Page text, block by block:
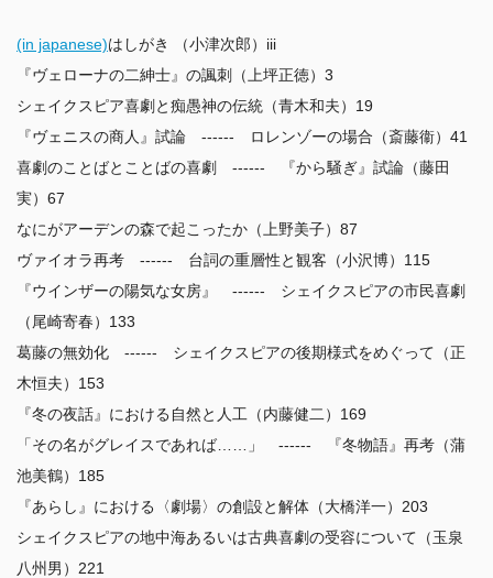
(in japanese)はしがき （小津次郎）iii
『ヴェローナの二紳士』の諷刺（上坪正徳）3
シェイクスピア喜劇と痴愚神の伝統（青木和夫）19
『ヴェニスの商人』試論　------　ロレンゾーの場合（斎藤衞）41
喜劇のことばとことばの喜劇　------　『から騒ぎ』試論（藤田
実）67
なにがアーデンの森で起こったか（上野美子）87
ヴァイオラ再考　------　台詞の重層性と観客（小沢博）115
『ウインザーの陽気な女房』　------　シェイクスピアの市民喜劇
（尾崎寄春）133
葛藤の無効化　------　シェイクスピアの後期様式をめぐって（正
木恒夫）153
『冬の夜話』における自然と人工（内藤健二）169
「その名がグレイスであれば……」　------　『冬物語』再考（蒲
池美鶴）185
『あらし』における〈劇場〉の創設と解体（大橋洋一）203
シェイクスピアの地中海あるいは古典喜劇の受容について（玉泉
八州男）221